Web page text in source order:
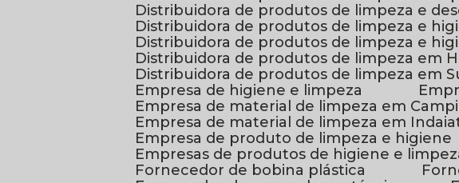
Distribuidora de produtos de limpeza e
Distribuidora de produtos de limpeza e
Distribuidora de produtos de limpeza e
Distribuidora de produtos de limpeza em
Distribuidora de produtos de limpeza em
Empresa de higiene e limpeza
Empresa de material de limpeza em
Empresa de material de limpeza em
Empresa de produto de limpeza e higiene
Empresas de produtos de higiene e
Fornecedor de bobina plástica